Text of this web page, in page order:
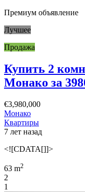
Премиум объявление
Лучшее
Продажа
Купить 2
Монако за
€3,980,000
Монако
Квартиры
7 лет назад
<![CDATA[]]>
63 m2
2
1